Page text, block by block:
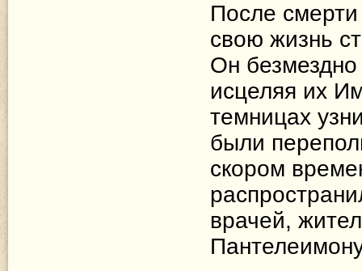
После
свою жизнь
Он
исцеляя их
темницах
были
скором
врачей,